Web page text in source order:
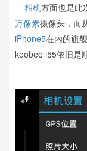
相机方面也是此
万像素摄像头，而
iPhone5在内的旗舰
koobee i55依旧是